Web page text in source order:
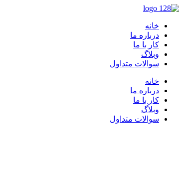
خانه
درباره ما
کار با ما
وبلاگ
سوالات متداول
خانه
درباره ما
کار با ما
وبلاگ
سوالات متداول